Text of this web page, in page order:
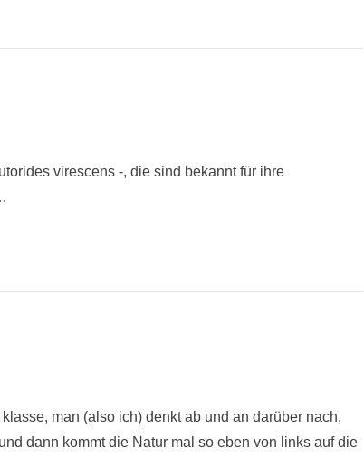
virescens -, die sind bekannt für ihre
man (also ich) denkt ab und an darüber nach,
dann kommt die Natur mal so eben von links auf die